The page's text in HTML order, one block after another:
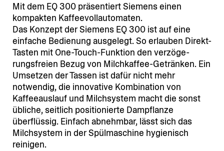
Mit dem EQ 300 präsen­tiert Siemens einen
kompakten Kaffeevollautomaten.
Das Konzept der Siemens EQ 300 ist auf eine
einfache Bedienung ausgelegt. So erlauben Direkt-
Tasten mit One-Touch-Funktion den verzö­ge­
rungs­freien Bezug von Milch­kaffee-Getränken. Ein
Umsetzen der Tassen ist dafür nicht mehr
notwendig, die innovative Kombi­nation von
Kaffee­auslauf und Milch­system macht die sonst
übliche, seitlich positio­nierte Dampf­lanze
überflüssig. Einfach abnehmbar, lässt sich das
Milch­system in der Spülma­schine hygie­nisch
reinigen.